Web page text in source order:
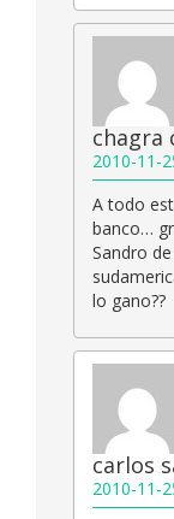
chagra
2010-11-
A todo
banco…
Sandro
lo gano??
carlos
2010-11-